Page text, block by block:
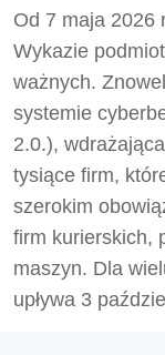
Od 7 maja 2026
Wykazie
ważnych.
systemie
2.0.),
tysiące firm,
szerokim
firm kurierskich,
maszyn. Dla
upływa 3